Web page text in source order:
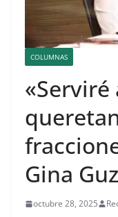
COLUMNAS
«Serviré
Gina
octubre 28, 2025